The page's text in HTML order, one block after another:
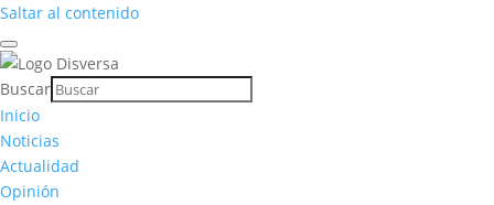
Saltar al contenido
Buscar
Inicio
Noticias
Actualidad
Opinión